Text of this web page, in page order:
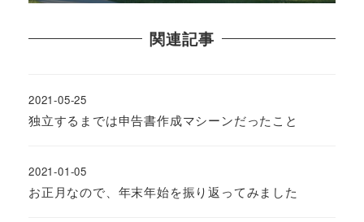
関連記事
独立するまでは申告書作成マシーンだったこと
2021-05-25
お正月なので、年末年始を振り返ってみました
2021-01-05